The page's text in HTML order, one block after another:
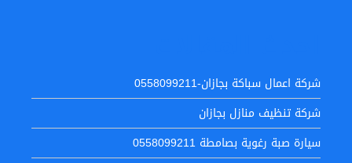
شركة اعمال سباكة بجازان-0558099211
شركة تنظيف منازل بجازان
سيارة صبة رغوية بصامطة 0558099211